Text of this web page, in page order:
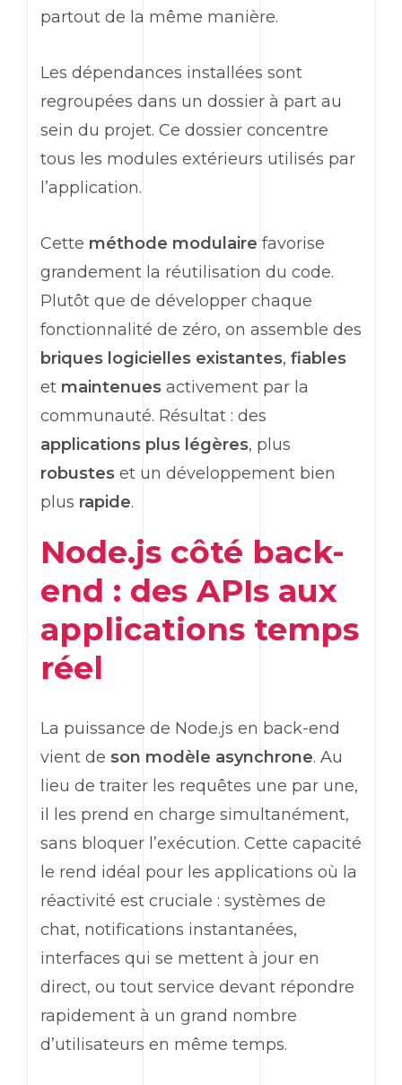
partout de la même manière.
Les dépendances installées sont
regroupées dans un dossier à part au
sein du projet. Ce dossier concentre
tous les modules extérieurs utilisés par
l’application.
Cette méthode modulaire favorise
grandement la réutilisation du code.
Plutôt que de développer chaque
fonctionnalité de zéro, on assemble des
briques logicielles existantes, fiables
et maintenues activement par la
communauté. Résultat : des
applications plus légères, plus
robustes et un développement bien
plus rapide.
Node.js côté back-
end : des APIs aux
applications temps
réel
La puissance de Node.js en back-end
vient de son modèle asynchrone. Au
lieu de traiter les requêtes une par une,
il les prend en charge simultanément,
sans bloquer l’exécution. Cette capacité
le rend idéal pour les applications où la
réactivité est cruciale : systèmes de
chat, notifications instantanées,
interfaces qui se mettent à jour en
direct, ou tout service devant répondre
rapidement à un grand nombre
d’utilisateurs en même temps.